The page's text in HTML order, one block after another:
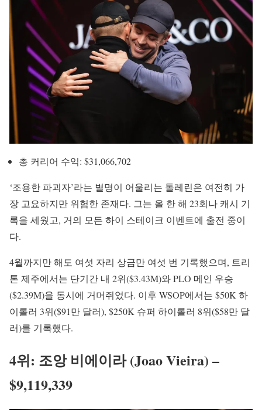
총 커리어 수익: $31,066,702
‘조용한 파괴자’라는 별명이 어울리는 톨레린은 여전히 가
장 고요하지만 위험한 존재다. 그는 올 한 해 23회나 캐시 기
록을 세웠고, 거의 모든 하이 스테이크 이벤트에 출전 중이
다.
4월까지만 해도 여섯 자리 상금만 여섯 번 기록했으며, 트리
톤 제주에서는 단기간 내 2위($3.43M)와 PLO 메인 우승
($2.39M)을 동시에 거머쥐었다. 이후 WSOP에서는 $50K 하
이롤러 3위($91만 달러), $250K 슈퍼 하이롤러 8위($58만 달
러)를 기록했다.
4위: 조앙 비에이라 (Joao Vieira) –
$9,119,339